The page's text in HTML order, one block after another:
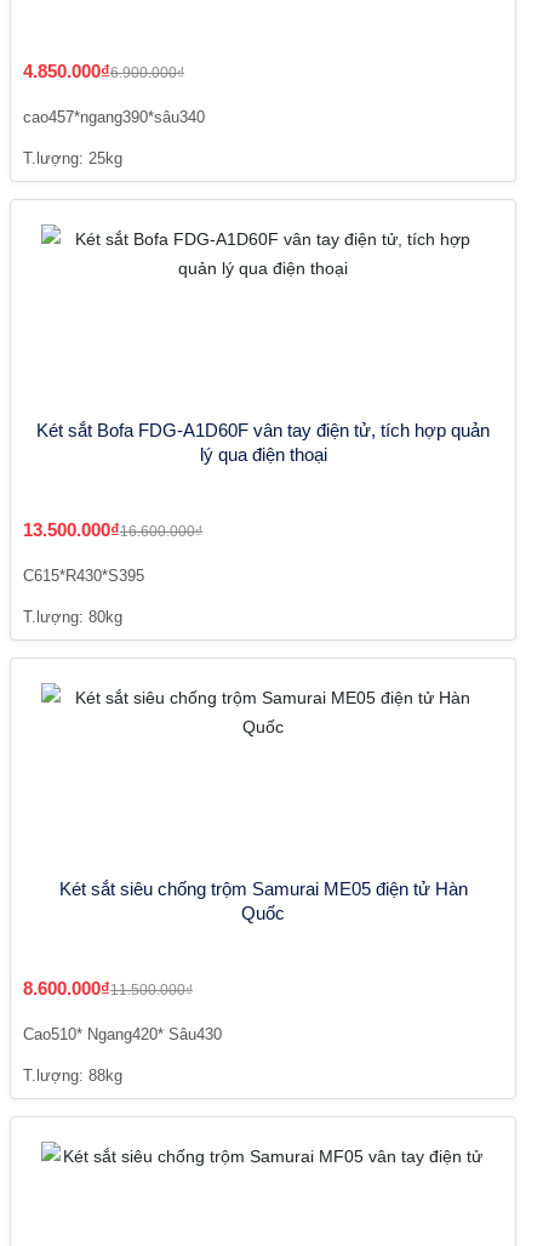
4.850.000₫6.900.000₫
cao457*ngang390*sâu340
T.lượng: 25kg
Két sắt Bofa FDG-A1D60F vân tay điện tử, tích hợp quản
lý qua điện thoại
13.500.000₫16.600.000₫
C615*R430*S395
T.lượng: 80kg
Két sắt siêu chống trộm Samurai ME05 điện tử Hàn
Quốc
8.600.000₫11.500.000₫
Cao510* Ngang420* Sâu430
T.lượng: 88kg